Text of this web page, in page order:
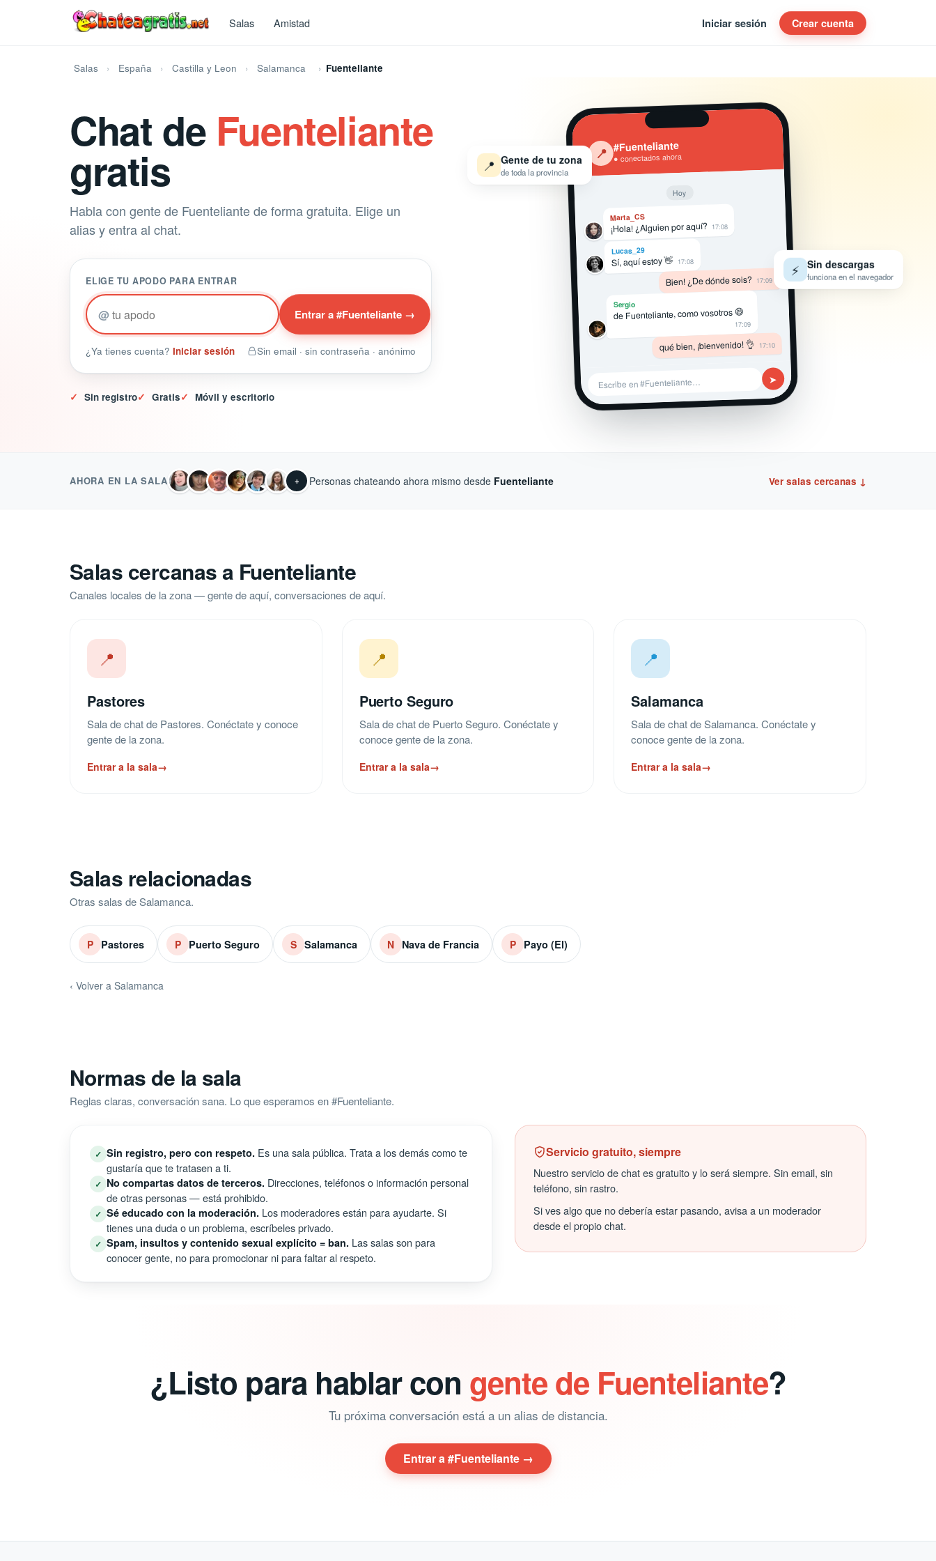
Salas Amistad Iniciar sesión Crear cuenta
Salas España Castilla y Leon Salamanca Fuenteliante
Chat de Fuenteliante
gratis
Habla con gente de Fuenteliante de forma gratuita. Elige un
alias y entra al chat.
ELIGE TU APODO PARA ENTRAR
@ Entrar a #Fuenteliante →
¿Ya tienes cuenta? Iniciar sesión Sin email · sin contraseña · anónimo
✓ Sin registro✓ Gratis✓ Móvil y escritorio
‹ 📍 #Fuenteliante
● conectados ahora
Hoy
Marta_CS
¡Hola! ¿Alguien por aquí? 17:08
Lucas_29
Sí, aquí estoy 👋 17:08
Bien! ¿De dónde sois? 17:09
Sergio
de Fuenteliante, como vosotros 😄
17:09
qué bien, ¡bienvenido! 👌 17:10
Escribe en #Fuenteliante… ➤
📍 Gente de tu zona
de toda la provincia
⚡ Sin descargas
funciona en el navegador
AHORA EN LA SALA + Personas chateando ahora mismo desde Fuenteliante Ver salas cercanas ↓
Salas cercanas a Fuenteliante
Canales locales de la zona — gente de aquí, conversaciones de aquí.
📍
Pastores
Sala de chat de Pastores. Conéctate y conoce
gente de la zona.
Entrar a la sala→
📍
Puerto Seguro
Sala de chat de Puerto Seguro. Conéctate y
conoce gente de la zona.
Entrar a la sala→
📍
Salamanca
Sala de chat de Salamanca. Conéctate y
conoce gente de la zona.
Entrar a la sala→
Salas relacionadas
Otras salas de Salamanca.
P Pastores P Puerto Seguro S Salamanca N Nava de Francia P Payo (El)
‹ Volver a Salamanca
Normas de la sala
Reglas claras, conversación sana. Lo que esperamos en #Fuenteliante.
✓ Sin registro, pero con respeto. Es una sala pública. Trata a los demás como te
gustaría que te tratasen a ti.
✓ No compartas datos de terceros. Direcciones, teléfonos o información personal
de otras personas — está prohibido.
✓ Sé educado con la moderación. Los moderadores están para ayudarte. Si
tienes una duda o un problema, escríbeles privado.
✓ Spam, insultos y contenido sexual explícito = ban. Las salas son para
conocer gente, no para promocionar ni para faltar al respeto.
Servicio gratuito, siempre
Nuestro servicio de chat es gratuito y lo será siempre. Sin email, sin
teléfono, sin rastro.
Si ves algo que no debería estar pasando, avisa a un moderador
desde el propio chat.
¿Listo para hablar con gente de Fuenteliante?
Tu próxima conversación está a un alias de distancia.
Entrar a #Fuenteliante →